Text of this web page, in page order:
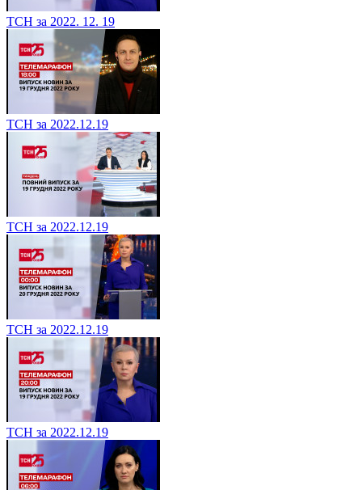
ТСН за 2022. 12. 19
ТСН за 2022.12.19
ТСН за 2022.12.19
ТСН за 2022.12.19
ТСН за 2022.12.19